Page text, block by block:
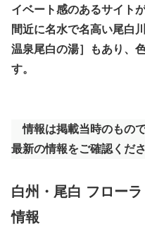
イベート感のあるサイトが
間近に名水で名高い尾白
温泉尾白の湯］もあり、
す。
情報は掲載当時のもの
最新の情報をご確認くださ
白州・尾白 フロー
情報